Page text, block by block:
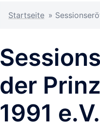
Startseite »
der
1991 e.V.